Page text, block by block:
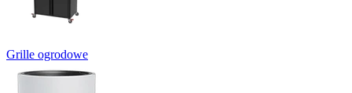
Grille ogrodowe